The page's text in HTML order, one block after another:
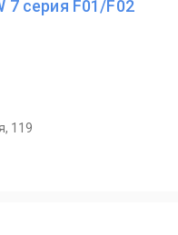
серия F01/F02
119